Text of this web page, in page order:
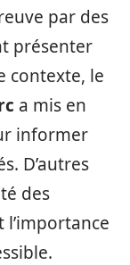
par des
présenter
contexte, le
a mis en
informer
D’autres
des